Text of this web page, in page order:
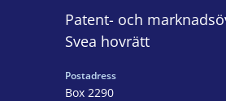
Patent- och
Svea hovrätt
Postadress
Box 2290